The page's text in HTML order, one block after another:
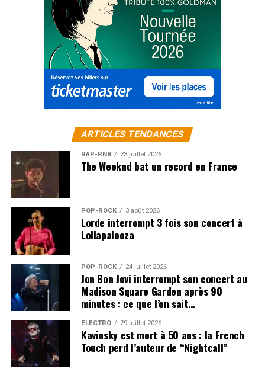
ARTICLES TENDANCES
RAP-RNB 23 juillet 2026
The Weeknd bat un record en France
POP-ROCK 3 août 2026
Lorde interrompt 3 fois son concert à
Lollapalooza
POP-ROCK 24 juillet 2026
Jon Bon Jovi interrompt son concert au
Madison Square Garden après 90
minutes : ce que l’on sait…
ÉLECTRO 29 juillet 2026
Kavinsky est mort à 50 ans : la French
Touch perd l’auteur de “Nightcall”